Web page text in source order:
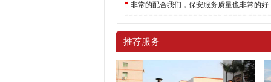
非常的配合我们，保安服务质量也非常的好
推荐服务